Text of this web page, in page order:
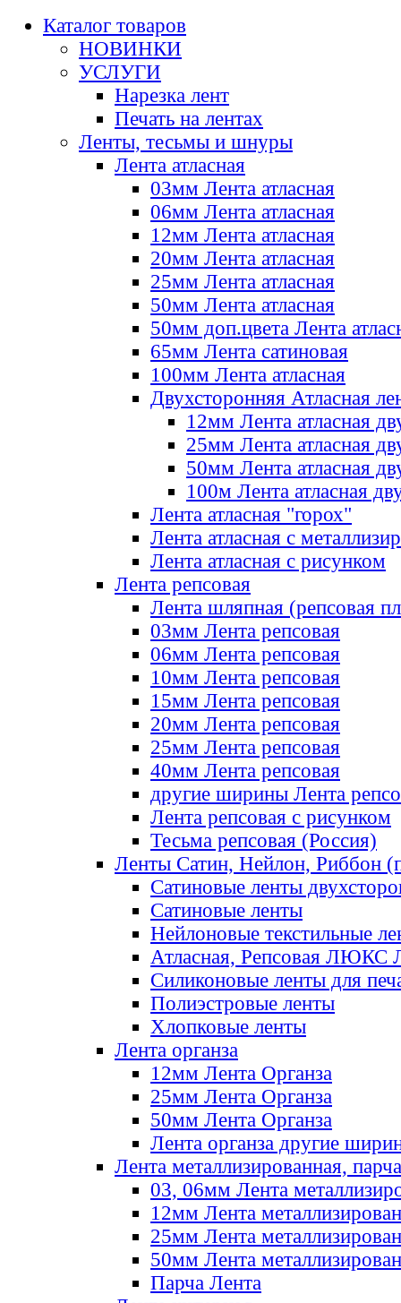
Каталог товаров
НОВИНКИ
УСЛУГИ
Нарезка лент
Печать на лентах
Ленты, тесьмы и шнуры
Лента атласная
03мм Лента атласная
06мм Лента атласная
12мм Лента атласная
20мм Лента атласная
25мм Лента атласная
50мм Лента атласная
50мм доп.цвета Лента
65мм Лента сатиновая
100мм Лента атласная
Двухсторонняя Атласная
12мм Лента атласная
25мм Лента атласная
50мм Лента атласная
100м Лента атласная
Лента атласная "горох"
Лента атласная с
Лента атласная с рисунком
Лента репсовая
Лента шляпная (репсовая
03мм Лента репсовая
06мм Лента репсовая
10мм Лента репсовая
15мм Лента репсовая
20мм Лента репсовая
25мм Лента репсовая
40мм Лента репсовая
другие ширины Лента
Лента репсовая с рисунком
Тесьма репсовая (Россия)
Ленты Сатин, Нейлон, Риббон
Сатиновые ленты
Сатиновые ленты
Нейлоновые текстильные
Атласная, Репсовая ЛЮКС
Силиконовые ленты для
Полиэстровые ленты
Хлопковые ленты
Лента органза
12мм Лента Органза
25мм Лента Органза
50мм Лента Органза
Лента органза другие
Лента металлизированная, парча
03, 06мм Лента
12мм Лента
25мм Лента
50мм Лента
Парча Лента